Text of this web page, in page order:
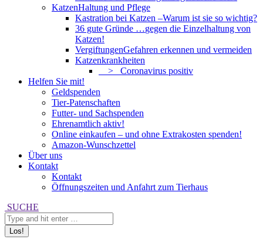
KatzenHaltung und Pflege
Kastration bei Katzen –Warum ist sie so wichtig?
36 gute Gründe …gegen die Einzelhaltung von
Katzen!
VergiftungenGefahren erkennen und vermeiden
Katzenkrankheiten
> Coronavirus positiv
Helfen Sie mit!
Geldspenden
Tier-Patenschaften
Futter- und Sachspenden
Ehrenamtlich aktiv!
Online einkaufen – und ohne Extrakosten spenden!
Amazon-Wunschzettel
Über uns
Kontakt
Kontakt
Öffnungszeiten und Anfahrt zum Tierhaus
Search:
SUCHE